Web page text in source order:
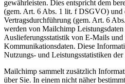
gewährleisten. Dies entspricht dem
(gem. Art. 6 Abs. 1 lit. f DSGVO) und
Vertragsdurchführung (gem. Art. 6
werden von Mailchimp
Auslieferungsstatistik von E-Mails und
Kommunikationsdaten. Diese
Nutzungs- und Leistungsstatistiken der
Mailchimp sammelt zusätzlich
über Sie. In einem nicht näher